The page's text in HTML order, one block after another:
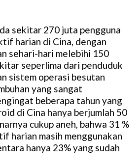
sekitar 270 juta pengguna
harian di Cina, dengan
sehari-hari melebihi 150
seperlima dari penduduk
sistem operasi besutan
yang sangat
beberapa tahun yang
di Cina hanya berjumlah 50
cukup aneh, bahwa 31 %
harian masih menggunakan
hanya 23% yang sudah